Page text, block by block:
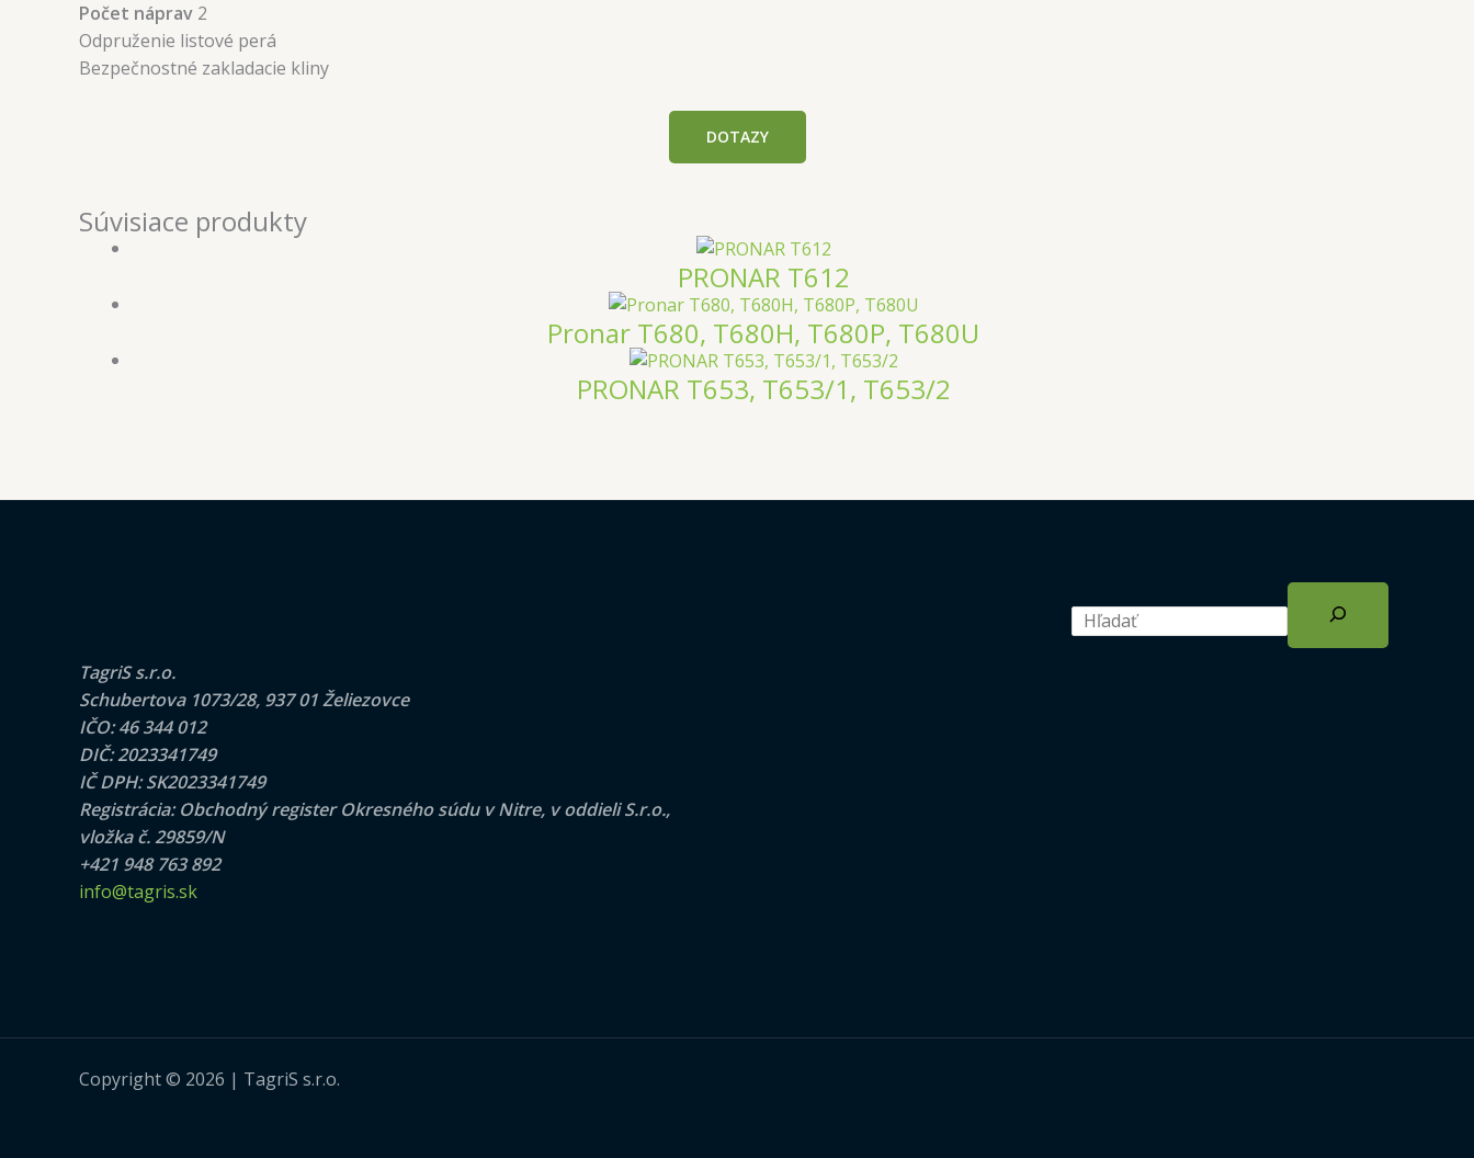
Počet náprav 2
Odpruženie listové perá
Bezpečnostné zakladacie kliny
DOTAZY
Súvisiace produkty
PRONAR T612
Pronar T680, T680H, T680P, T680U
PRONAR T653, T653/1, T653/2
TagriS s.r.o.
Schubertova 1073/28, 937 01 Želiezovce
IČO: 46 344 012
DIČ: 2023341749
IČ DPH: SK2023341749
Registrácia: Obchodný register Okresného súdu v Nitre, v oddieli S.r.o.,
vložka č. 29859/N
+421 948 763 892
info@tagris.sk
Copyright © 2026 | TagriS s.r.o.